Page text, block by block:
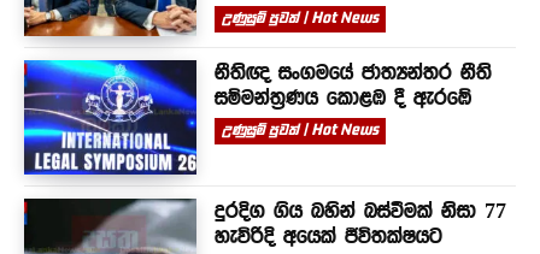
උණුසුම් පුවත් | Hot News
නීතිඥ සංගමයේ ජාත්‍යන්තර නීති
සම්මන්ත්‍රණය කොළඹ දී ඇරඹේ
උණුසුම් පුවත් | Hot News
දුරදිග ගිය බහින් බස්වීමක් නිසා 77
හැවිරිදි අයෙක් ජීවිතක්ෂයට